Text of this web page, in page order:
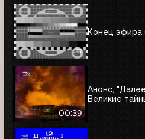
Конец эфира
00:39
Анонс,
Великие